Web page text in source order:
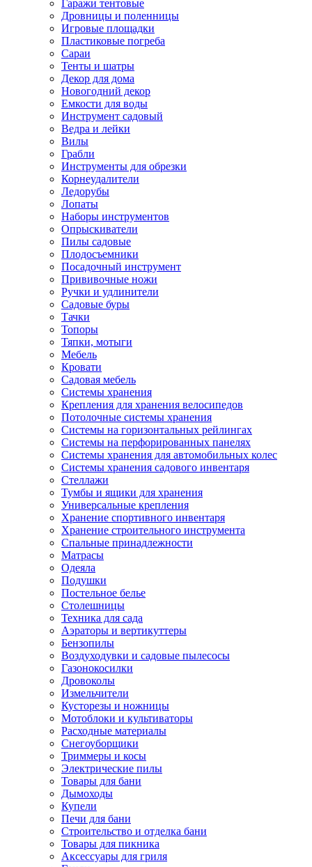
Гаражи тентовые
Дровницы и поленницы
Игровые площадки
Пластиковые погреба
Сараи
Тенты и шатры
Декор для дома
Новогодний декор
Емкости для воды
Инструмент садовый
Ведра и лейки
Вилы
Грабли
Инструменты для обрезки
Корнеудалители
Ледорубы
Лопаты
Наборы инструментов
Опрыскиватели
Пилы садовые
Плодосъемники
Посадочный инструмент
Прививочные ножи
Ручки и удлинители
Садовые буры
Тачки
Топоры
Тяпки, мотыги
Мебель
Кровати
Садовая мебель
Системы хранения
Крепления для хранения велосипедов
Потолочные системы хранения
Системы на горизонтальных рейлингах
Системы на перфорированных панелях
Системы хранения для автомобильных колес
Системы хранения садового инвентаря
Стеллажи
Тумбы и ящики для хранения
Универсальные крепления
Хранение спортивного инвентаря
Хранение строительного инструмента
Спальные принадлежности
Матрасы
Одеяла
Подушки
Постельное белье
Столешницы
Техника для сада
Аэраторы и вертикуттеры
Бензопилы
Воздуходувки и садовые пылесосы
Газонокосилки
Дровоколы
Измельчители
Кусторезы и ножницы
Мотоблоки и культиваторы
Расходные материалы
Снегоуборщики
Триммеры и косы
Электрические пилы
Товары для бани
Дымоходы
Купели
Печи для бани
Строительство и отделка бани
Товары для пикника
Аксессуары для гриля